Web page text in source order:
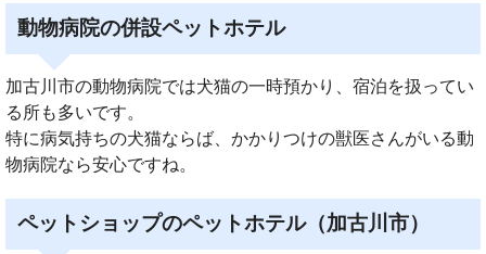
動物病院の併設ペットホテル
加古川市の動物病院では犬猫の一時預かり、宿泊を扱ってい
る所も多いです。
特に病気持ちの犬猫ならば、かかりつけの獣医さんがいる動
物病院なら安心ですね。
ペットショップのペットホテル（加古川市）